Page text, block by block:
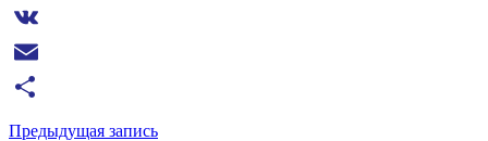
Twitter
VK
Email
Отправить
Предыдущая запись